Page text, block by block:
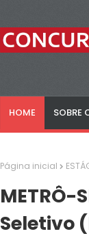
HOME SOBRE
Página inicial
METRÔ-
Seletivo